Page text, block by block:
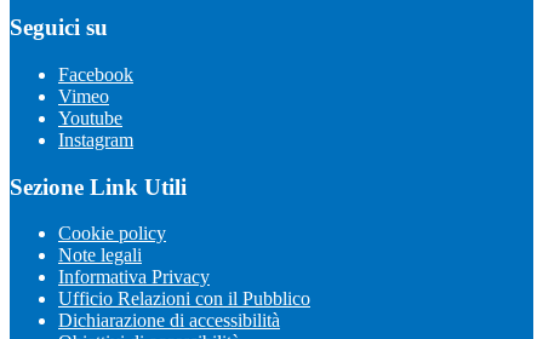
Seguici su
Facebook
Vimeo
Youtube
Instagram
Sezione Link Utili
Cookie policy
Note legali
Informativa Privacy
Ufficio Relazioni con il Pubblico
Dichiarazione di accessibilità